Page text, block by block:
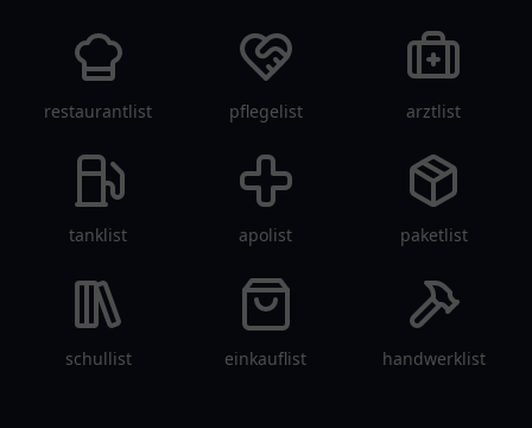
restaurantlist pflegelist arztlist
tanklist apolist paketlist
schullist einkauflist handwerklist